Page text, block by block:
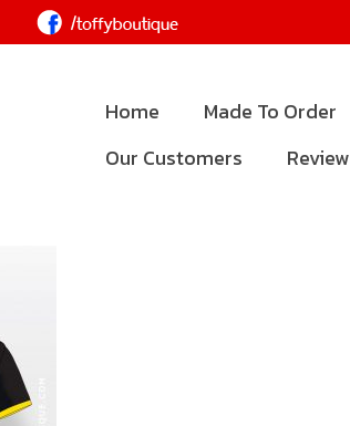
Home Made To Order
Our Customers
Review